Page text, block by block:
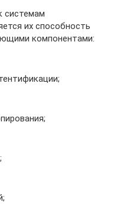
системам
их способность
компонентами: